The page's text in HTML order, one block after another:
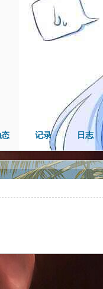
记录 日志